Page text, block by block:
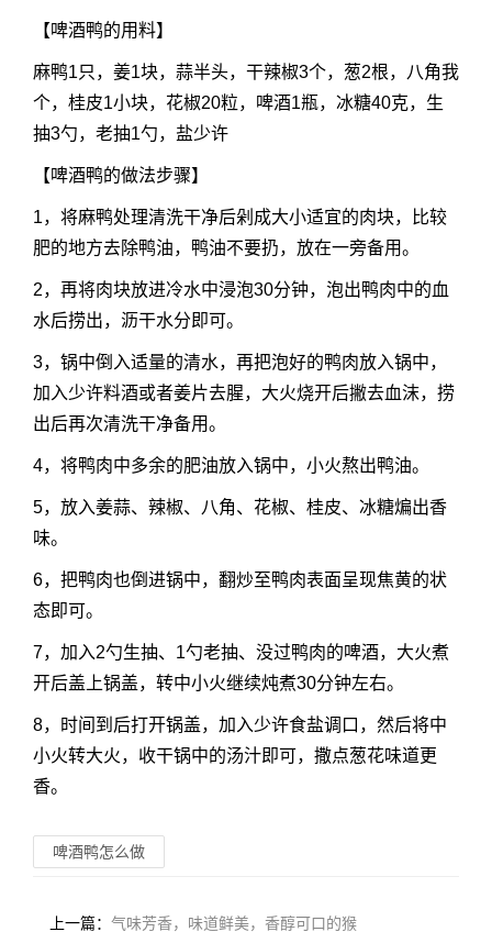
【啤酒鸭的用料】
麻鸭1只，姜1块，蒜半头，干辣椒3个，葱2根，八角我
个，桂皮1小块，花椒20粒，啤酒1瓶，冰糖40克，生
抽3勺，老抽1勺，盐少许
【啤酒鸭的做法步骤】
1，将麻鸭处理清洗干净后剁成大小适宜的肉块，比较
肥的地方去除鸭油，鸭油不要扔，放在一旁备用。
2，再将肉块放进冷水中浸泡30分钟，泡出鸭肉中的血
水后捞出，沥干水分即可。
3，锅中倒入适量的清水，再把泡好的鸭肉放入锅中，
加入少许料酒或者姜片去腥，大火烧开后撇去血沫，捞
出后再次清洗干净备用。
4，将鸭肉中多余的肥油放入锅中，小火熬出鸭油。
5，放入姜蒜、辣椒、八角、花椒、桂皮、冰糖煸出香
味。
6，把鸭肉也倒进锅中，翻炒至鸭肉表面呈现焦黄的状
态即可。
7，加入2勺生抽、1勺老抽、没过鸭肉的啤酒，大火煮
开后盖上锅盖，转中小火继续炖煮30分钟左右。
8，时间到后打开锅盖，加入少许食盐调口，然后将中
小火转大火，收干锅中的汤汁即可，撒点葱花味道更
香。
啤酒鸭怎么做
上一篇： 气味芳香，味道鲜美，香醇可口的猴